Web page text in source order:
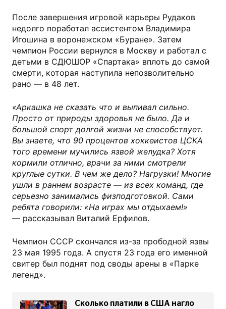
После завершения игровой карьеры Рудаков
недолго поработал ассистентом Владимира
Игошина в воронежском «Буране». Затем
чемпион России вернулся в Москву и работал с
детьми в СДЮШОР «Спартака» вплоть до самой
смерти, которая наступила непозволительно
рано — в 48 лет.
«Аркашка не сказать что и выпивал сильно.
Просто от природы здоровья не было. Да и
большой спорт долгой жизни не способствует.
Вы знаете, что 90 процентов хоккеистов ЦСКА
того времени мучились язвой желудка? Хотя
кормили отлично, врачи за ними смотрели
круглые сутки. В чем же дело? Нагрузки! Многие
ушли в раннем возрасте — из всех команд, где
серьезно занимались физподготовкой. Сами
ребята говорили: «На играх мы отдыхаем!»
— рассказывал Виталий Ерфилов.
Чемпион СССР скончался из-за прободной язвы
23 мая 1995 года. А спустя 23 года его именной
свитер был поднят под своды арены в «Парке
легенд».
Сколько платили в США нагло